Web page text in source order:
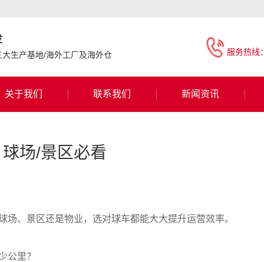
生产基地/海外工厂及海外仓 服务热线：
关于我们 联系我们 新闻资讯
场/景区必看
、景区还是物业，选对球车都能大大提升运营效率。
公里？